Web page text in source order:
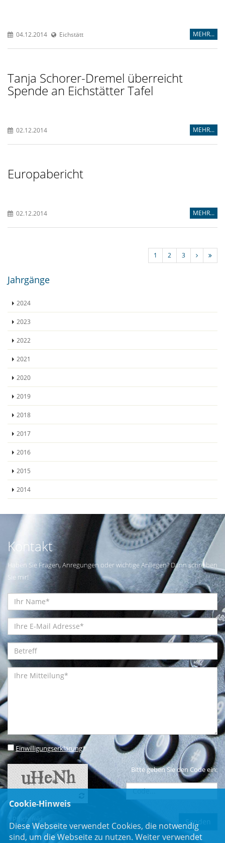
04.12.2014 Eichstätt MEHR...
Tanja Schorer-Dremel überreicht
Spende an Eichstätter Tafel
02.12.2014 MEHR...
Europabericht
02.12.2014 MEHR...
1 2 3
Jahrgänge
2024
2023
2022
2021
2020
2019
2018
2017
2016
2015
2014
Kontakt
Haben Sie Fragen, Anregungen oder wichtige Anliegen? Dann schreiben
Sie mir!
Einwilligungserklärung*
Bitte geben Sie den Code ein:
* Pflichtfeld
Cookie-Hinweis
Diese Webseite verwendet Cookies, die notwendig
sind, um die Webseite zu nutzen. Weiter verwendet